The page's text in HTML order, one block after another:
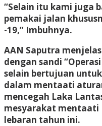
“Selain itu kami juga
pemakai jalan
-19,” Imbuhnya.
AAN Saputra
dengan sandi
selain bertujuan
dalam mentaati
mencegah Laka
mesyarakat mentaati
lebaran tahun ini.